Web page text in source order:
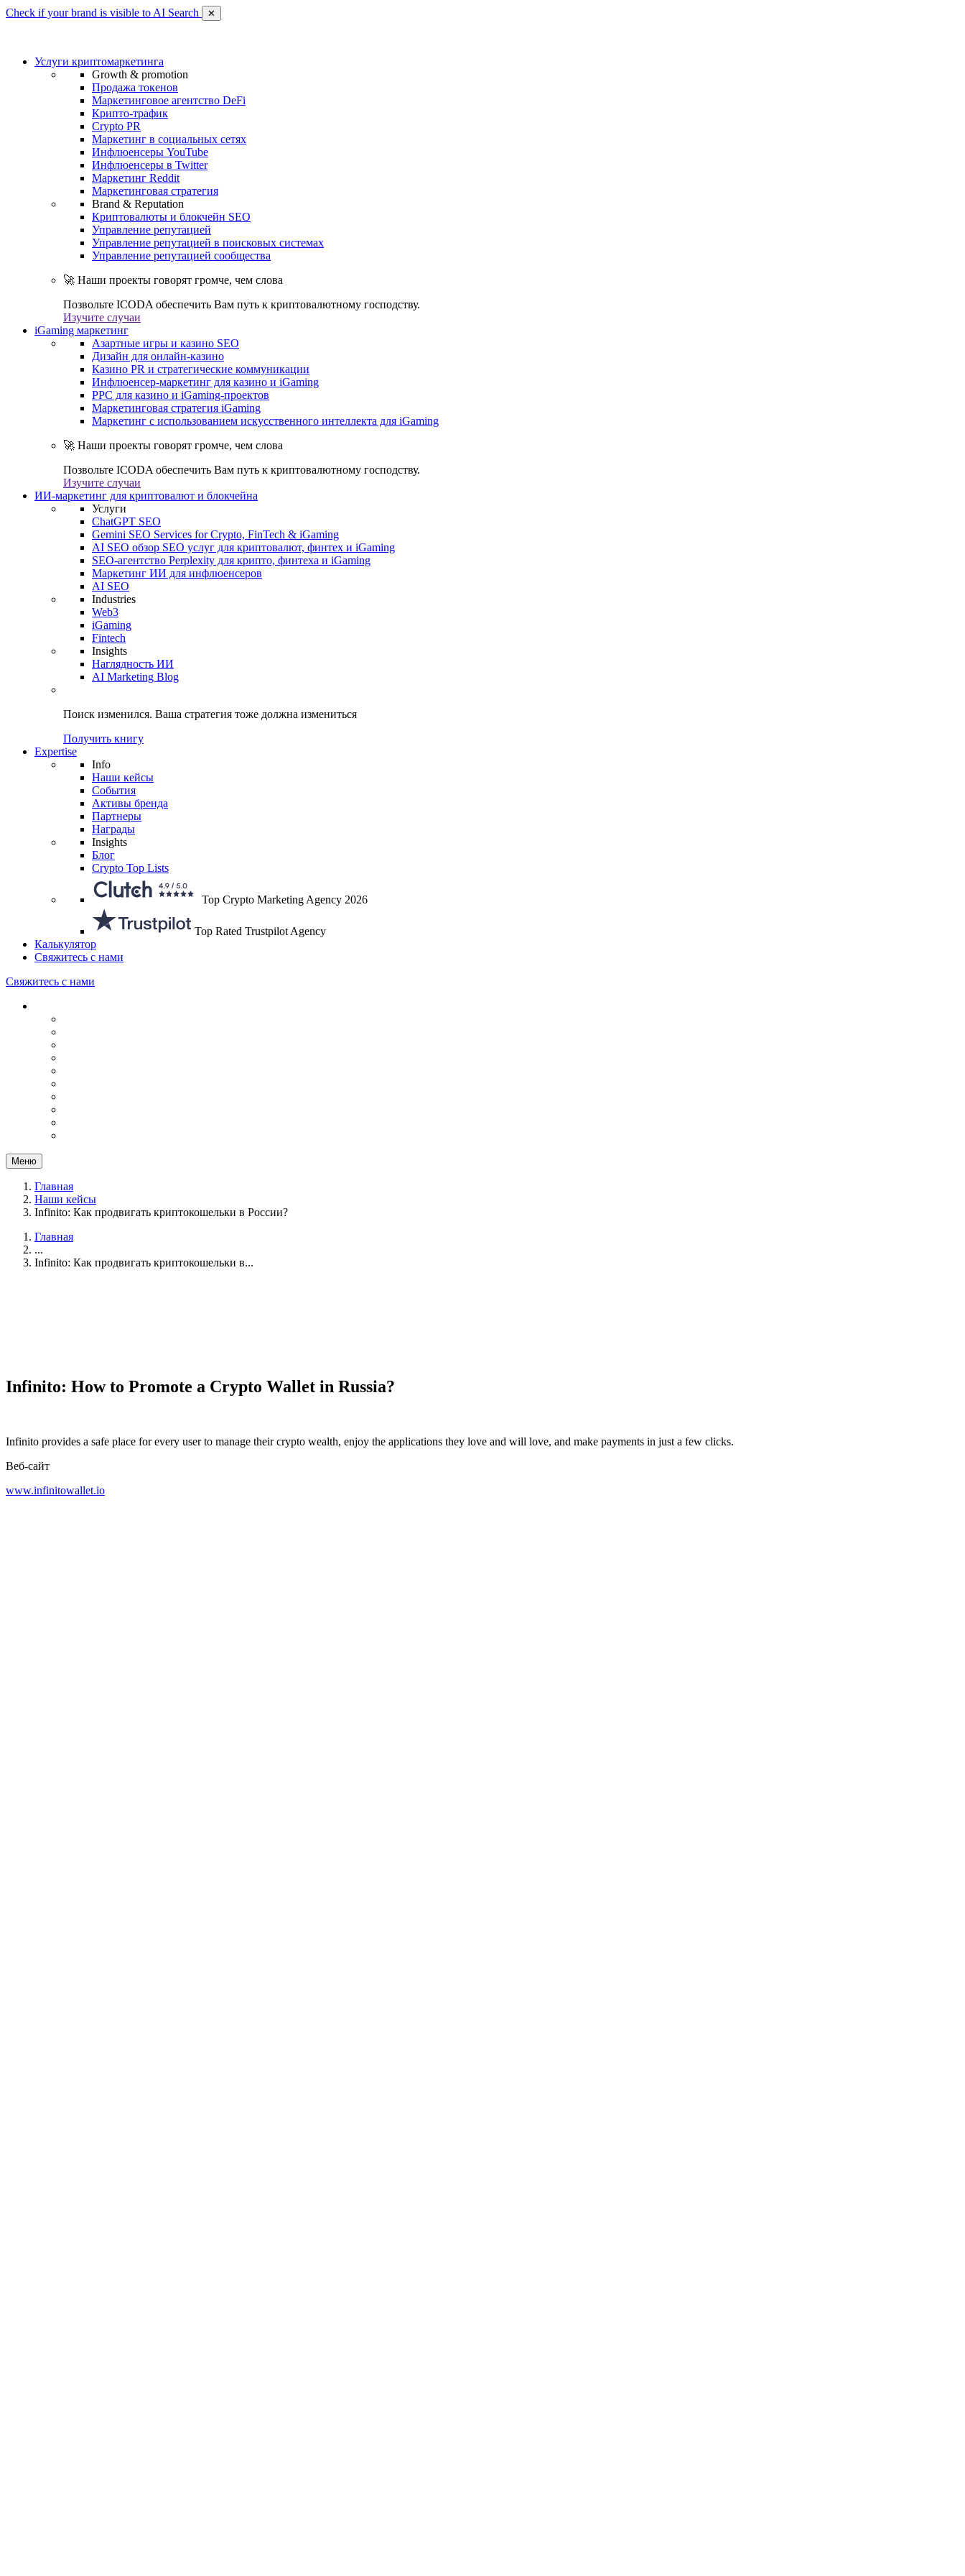
Check if your brand is visible to AI Search ✕
Услуги криптомаркетинга
Growth & promotion
Продажа токенов
Маркетинговое агентство DeFi
Крипто-трафик
Crypto PR
Маркетинг в социальных сетях
Инфлюенсеры YouTube
Инфлюенсеры в Twitter
Маркетинг Reddit
Маркетинговая стратегия
Brand & Reputation
Криптовалюты и блокчейн SEO
Управление репутацией
Управление репутацией в поисковых системах
Управление репутацией сообщества
🚀 Наши проекты говорят громче, чем слова
Позвольте ICODA обеспечить Вам путь к криптовалютному господству.
Изучите случаи
iGaming маркетинг
Азартные игры и казино SEO
Дизайн для онлайн-казино
Казино PR и стратегические коммуникации
Инфлюенсер-маркетинг для казино и iGaming
PPC для казино и iGaming-проектов
Маркетинговая стратегия iGaming
Маркетинг с использованием искусственного интеллекта для iGaming
🚀 Наши проекты говорят громче, чем слова
Позвольте ICODA обеспечить Вам путь к криптовалютному господству.
Изучите случаи
ИИ-маркетинг для криптовалют и блокчейна
Услуги
ChatGPT SEO
Gemini SEO Services for Crypto, FinTech & iGaming
AI SEO обзор SEO услуг для криптовалют, финтех и iGaming
SEO-агентство Perplexity для крипто, финтеха и iGaming
Маркетинг ИИ для инфлюенсеров
AI SEO
Industries
Web3
iGaming
Fintech
Insights
Наглядность ИИ
AI Marketing Blog
Поиск изменился. Ваша стратегия тоже должна измениться
Получить книгу
Expertise
Info
Наши кейсы
События
Активы бренда
Партнеры
Награды
Insights
Блог
Crypto Top Lists
Top Crypto Marketing Agency 2026
Top Rated Trustpilot Agency
Калькулятор
Свяжитесь с нами
Свяжитесь с нами
Меню
Главная
Наши кейсы
Infinito: Как продвигать криптокошельки в России?
Главная
...
Infinito: Как продвигать криптокошельки в...
Infinito: How to Promote a Crypto Wallet in Russia?
Infinito provides a safe place for every user to manage their crypto wealth, enjoy the applications they love and will love, and make payments in just a few clicks.
Веб-сайт
www.infinitowallet.io